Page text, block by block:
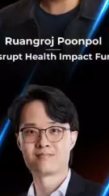
นและมีความ
รของ
นสภาผู้แทน
บลิกัน ซึ่ง
ริโภค โดย
(จากเดิมที่
ดโมแครตมี
าจพบ